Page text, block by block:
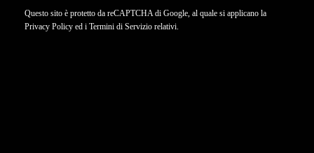
Questo sito è protetto da reCAPTCHA di Google, al quale si applicano la
Privacy Policy ed i Termini di Servizio relativi.